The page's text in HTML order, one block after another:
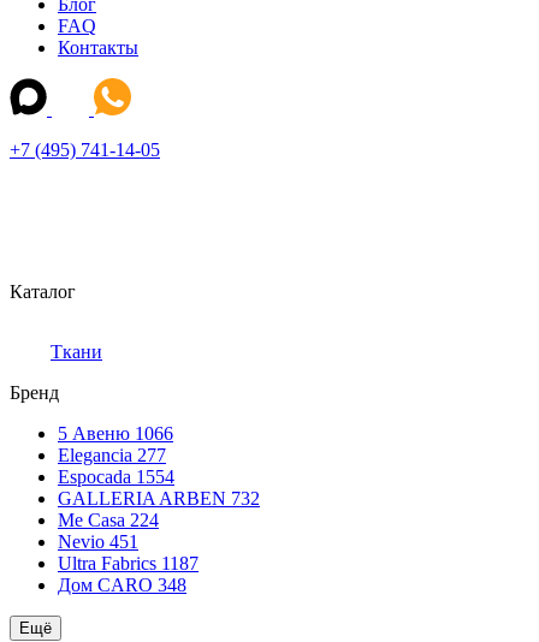
Блог
FAQ
Контакты
+7 (495) 741-14-05
Каталог
Ткани
Бренд
5 Авеню 1066
Elegancia 277
Espocada 1554
GALLERIA ARBEN 732
Me Casa 224
Nevio 451
Ultra Fabrics 1187
Дом CARO 348
Ещё